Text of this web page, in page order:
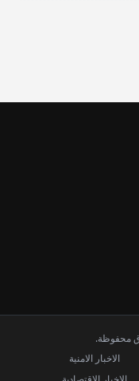
الاخبار الامنية
الاخبار الاقتصادية